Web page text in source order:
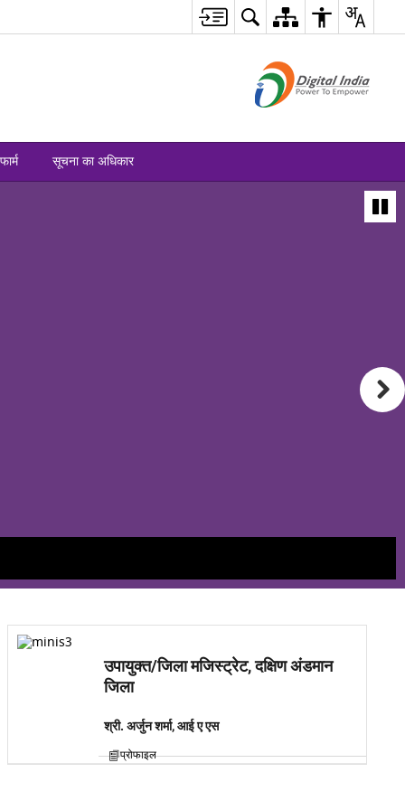
फार्म सूचना का अधिकार
उपायुक्त/जिला मजिस्ट्रेट, दक्षिण अंडमान
जिला
श्री. अर्जुन शर्मा, आई ए एस
प्रोफाइल